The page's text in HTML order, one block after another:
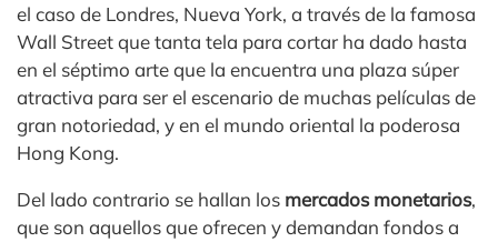
el caso de Londres, Nueva York, a través de la famosa
Wall Street que tanta tela para cortar ha dado hasta
en el séptimo arte que la encuentra una plaza súper
atractiva para ser el escenario de muchas películas de
gran notoriedad, y en el mundo oriental la poderosa
Hong Kong.
Del lado contrario se hallan los mercados monetarios,
que son aquellos que ofrecen y demandan fondos a